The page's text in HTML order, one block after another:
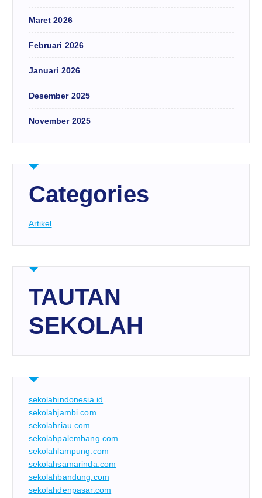
Maret 2026
Februari 2026
Januari 2026
Desember 2025
November 2025
Categories
Artikel
TAUTAN
SEKOLAH
sekolahindonesia.id
sekolahjambi.com
sekolahriau.com
sekolahpalembang.com
sekolahlampung.com
sekolahsamarinda.com
sekolahbandung.com
sekolahdenpasar.com